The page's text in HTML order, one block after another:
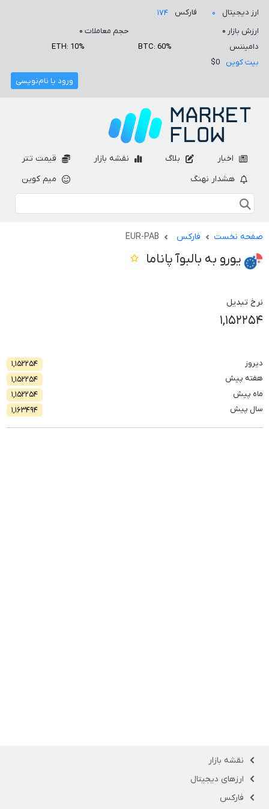
ارز دیجیتال ۰ فارکس
۱۷۴
ارزش بازار ۰ حجم معاملات ۰
دامیننس
BTC: 60%
ETH: 10%
بیت کوین
$0
ورود یا نام‌نویسی
اخبار بلاگ نقشه بازار
قیمت تتر
هشدار نهنگ
میم کوین
صفحه نخست فارکس EUR-PAB
یورو به بالبوآ پاناما
نرخ تبدیل
۱,۱۵۲۲۵۴
دیروز
۱,۱۵۲۲۵۴
هفته پیش
۱,۱۵۲۲۵۴
ماه پیش
۱,۱۵۲۲۵۴
سال پیش
۱,۱۶۳۴۹۴
نقشه بازار
ارزهای دیجیتال
فارکس